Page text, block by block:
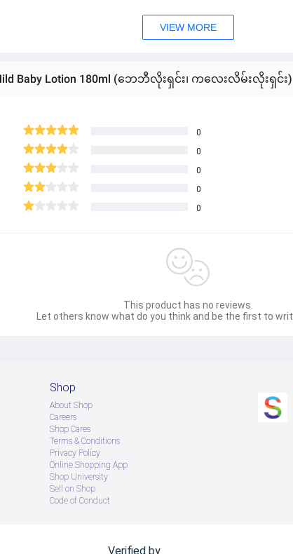
VIEW MORE
Mild Baby Lotion 180ml (ဘေဘီလိုးရှင်း၊ ကလေးလိမ်းလိုးရှင်း)
0
0
0
0
0
This product has no reviews.
Let others know what do you think and be the first to
Shop
About Shop
Careers
Shop Cares
Terms & Conditions
Privacy Policy
Online Shopping App
Shop University
Sell on Shop
Code of Conduct
Verified by